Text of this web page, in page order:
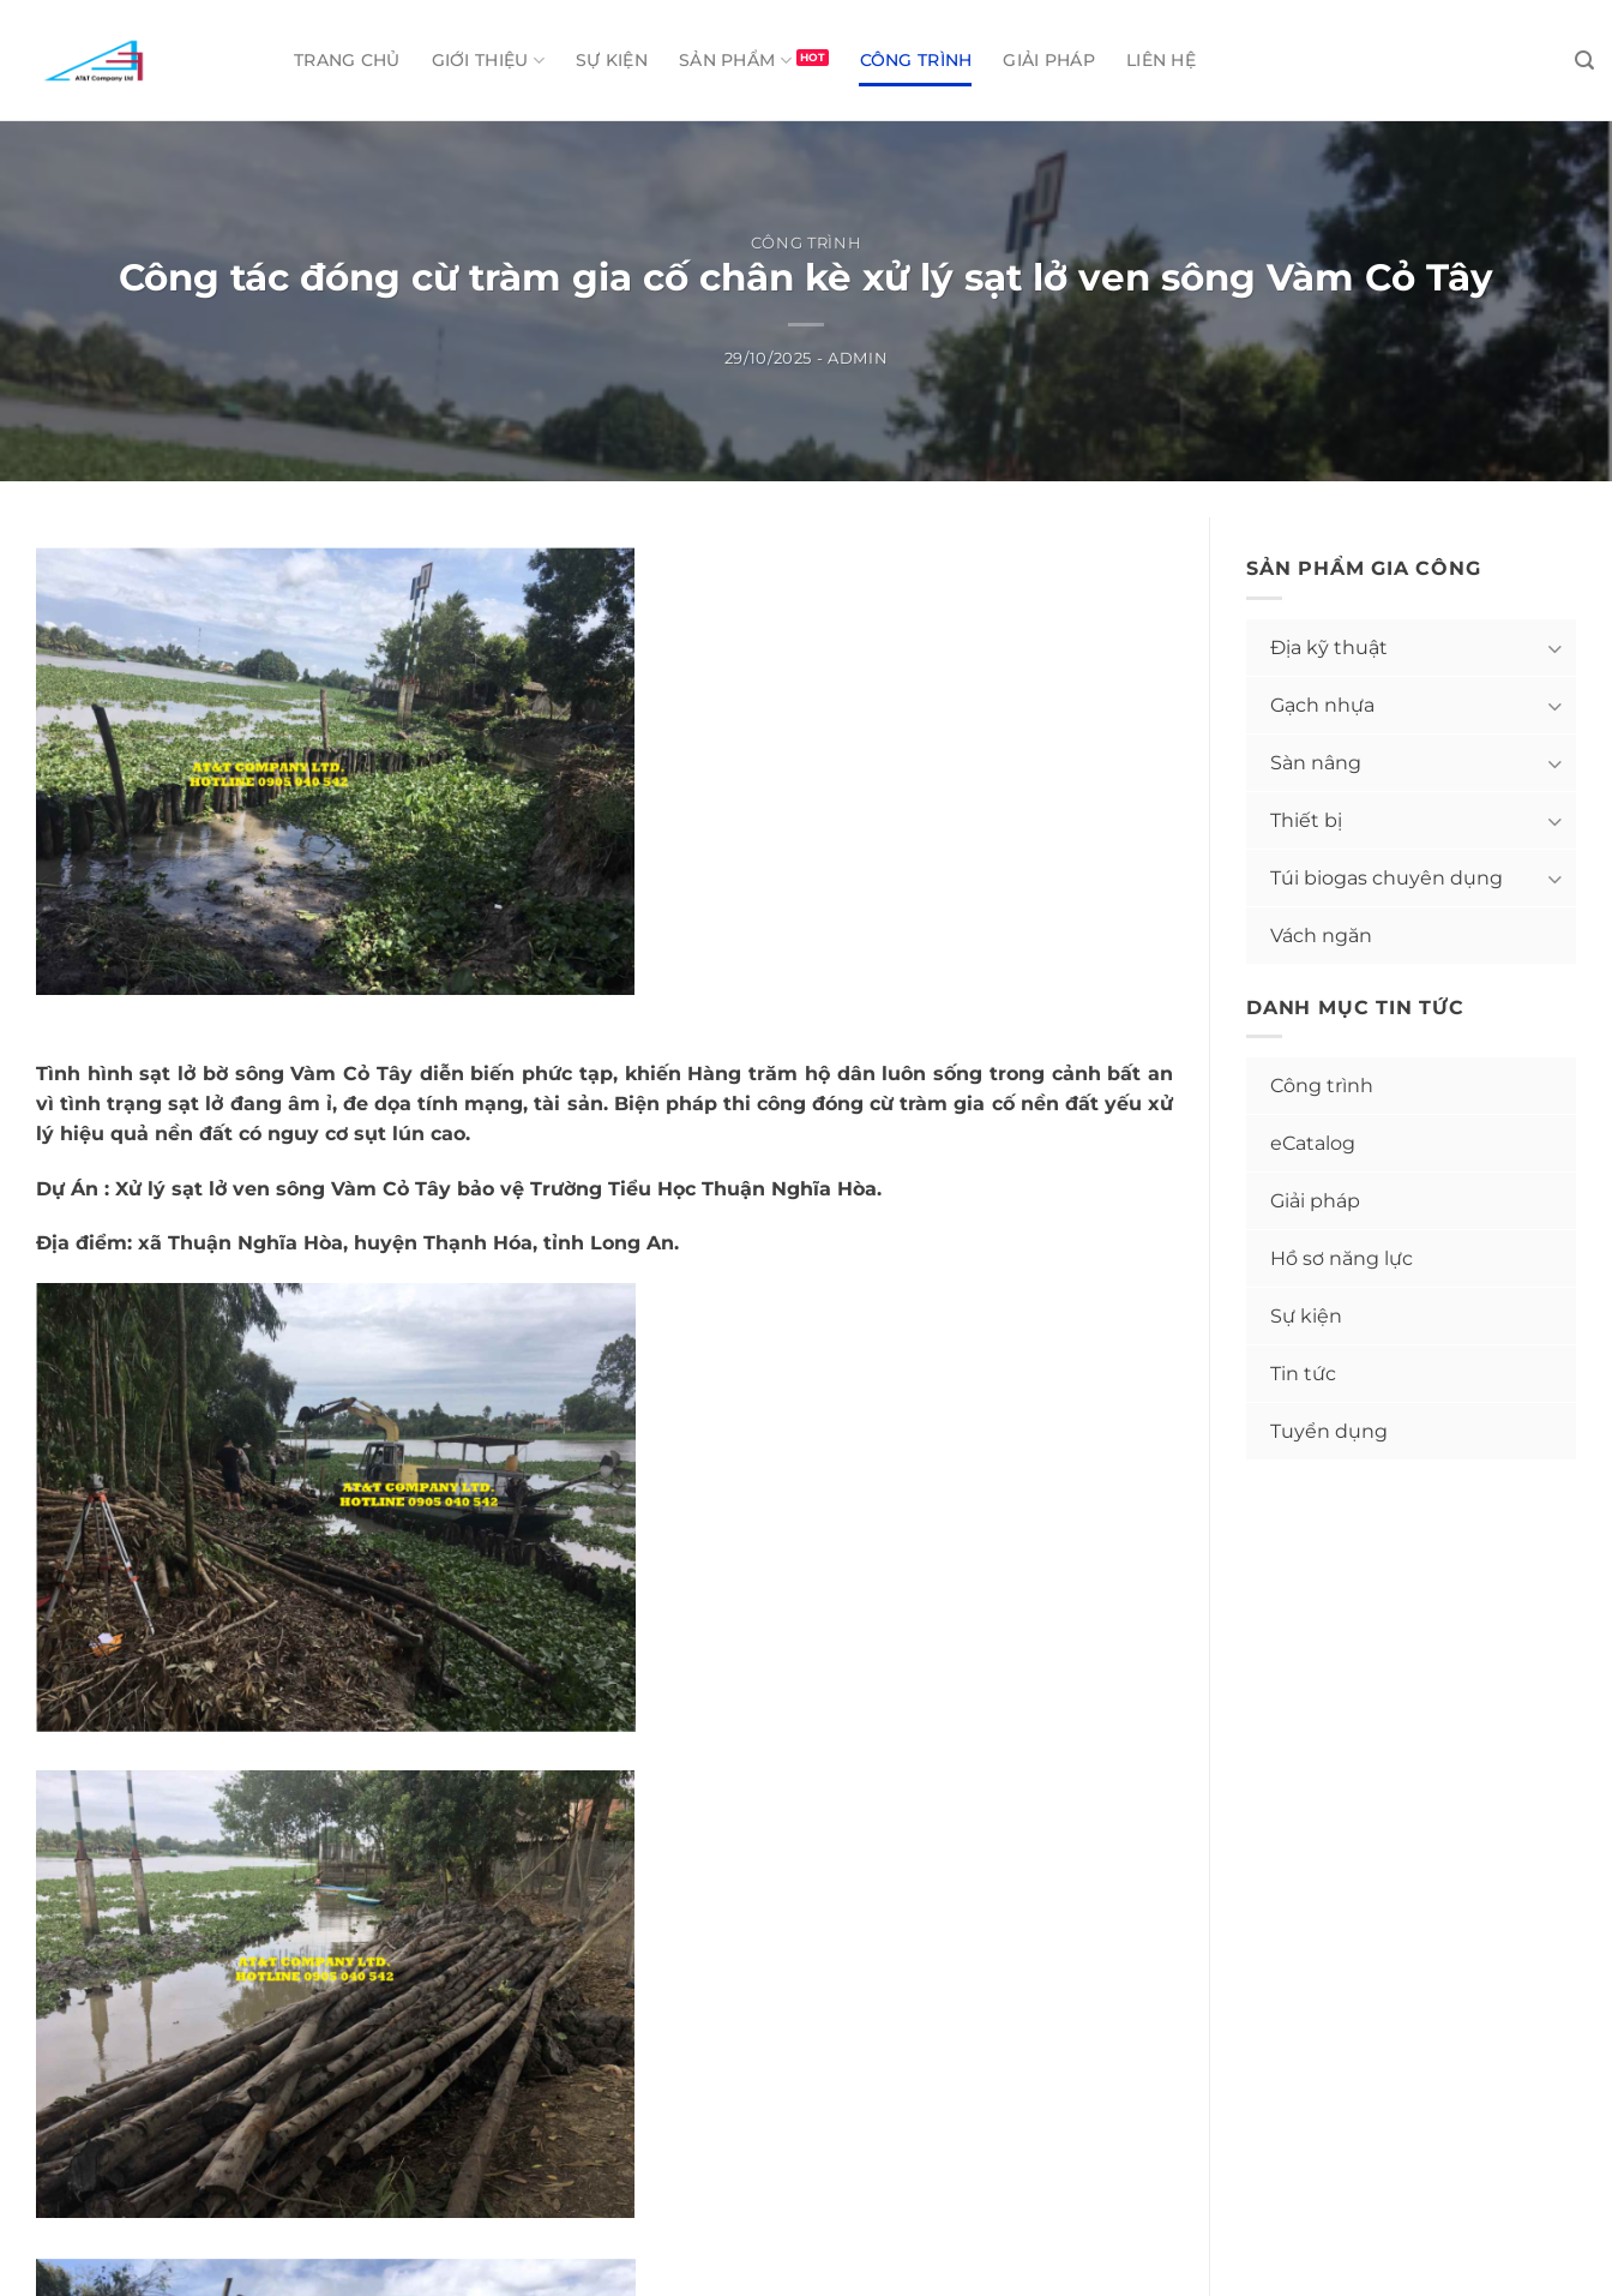
content
TRANG CHỦ GIỚI THIỆU SỰ KIỆN SẢN PHẨM CÔNG TRÌNH GIẢI PHÁP LIÊN HỆ
CÔNG TRÌNH
Công tác đóng cừ tràm gia cố chân kè xử lý sạt lở ven sông Vàm Cỏ Tây
29/10/2025 -ADMIN
Tình hình sạt lở bờ sông Vàm Cỏ Tây diễn biến phức tạp, khiến Hàng trăm hộ dân luôn sống trong cảnh bất an
vì tình trạng sạt lở đang âm ỉ, đe dọa tính mạng, tài sản. Biện pháp thi công đóng cừ tràm gia cố nền đất yếu xử
lý hiệu quả nền đất có nguy cơ sụt lún cao.
Dự Án : Xử lý sạt lở ven sông Vàm Cỏ Tây bảo vệ Trường Tiểu Học Thuận Nghĩa Hòa.
Địa điểm: xã Thuận Nghĩa Hòa, huyện Thạnh Hóa, tỉnh Long An.
SẢN PHẨM GIA CÔNG
Địa kỹ thuật
Gạch nhựa
Sàn nâng
Thiết bị
Túi biogas chuyên dụng
Vách ngăn
DANH MỤC TIN TỨC
Công trình
eCatalog
Giải pháp
Hồ sơ năng lực
Sự kiện
Tin tức
Tuyển dụng